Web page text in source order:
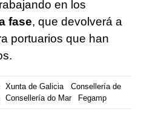
en los
fase, que devolverá a
portuarios que han
Xunta de Galicia
Consellería de
Consellería do Mar Fegamp